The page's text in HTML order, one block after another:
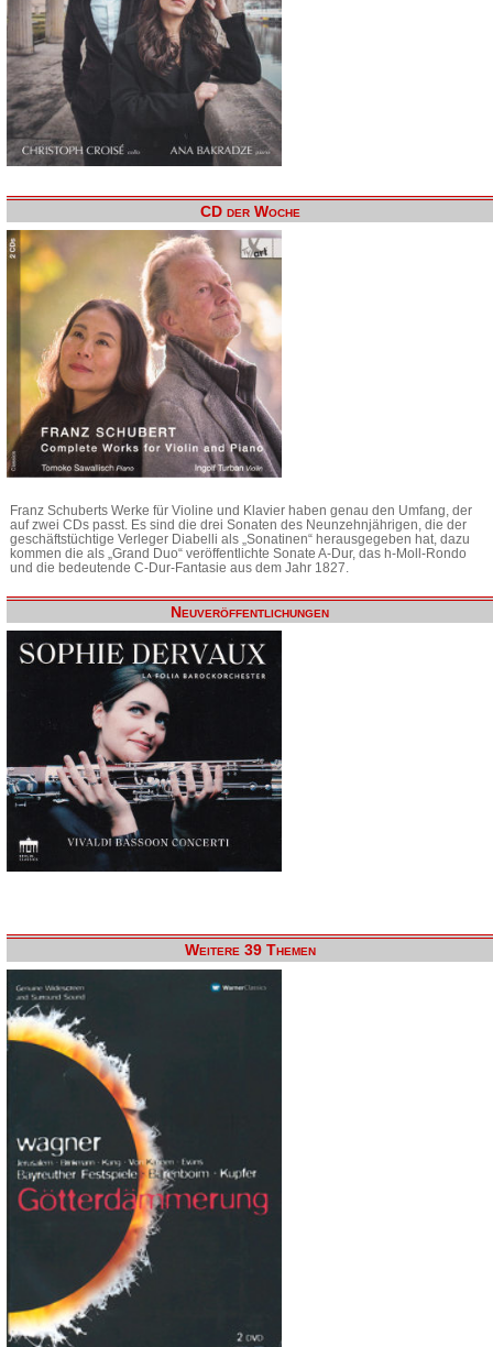
CD der Woche
Franz Schuberts Werke für Violine und Klavier haben genau den Umfang, der
auf zwei CDs passt. Es sind die drei Sonaten des Neunzehnjährigen, die der
geschäftstüchtige Verleger Diabelli als „Sonatinen“ herausgegeben hat, dazu
kommen die als „Grand Duo“ veröffentlichte Sonate A-Dur, das h-Moll-Rondo
und die bedeutende C-Dur-Fantasie aus dem Jahr 1827.
Neuveröffentlichungen
Weitere 39 Themen